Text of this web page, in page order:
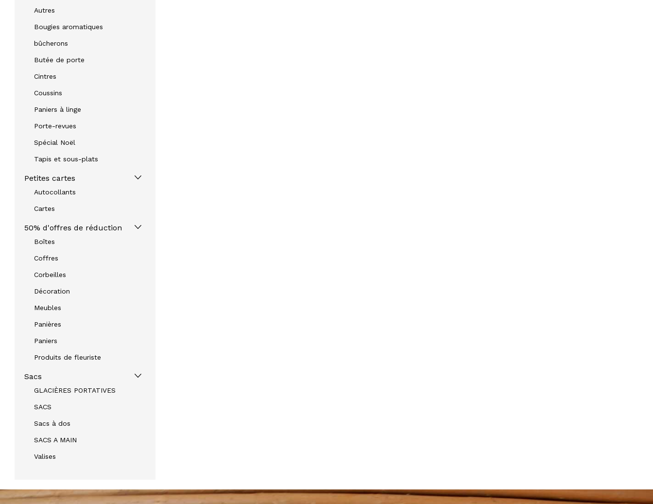
Autres
Bougies aromatiques
bûcherons
Butée de porte
Cintres
Coussins
Paniers à linge
Porte-revues
Spécial Noël
Tapis et sous-plats
Petites cartes
Autocollants
Cartes
50% d'offres de réduction
Boîtes
Coffres
Corbeilles
Décoration
Meubles
Panières
Paniers
Produits de fleuriste
Sacs
GLACIÈRES PORTATIVES
SACS
Sacs à dos
SACS A MAIN
Valises